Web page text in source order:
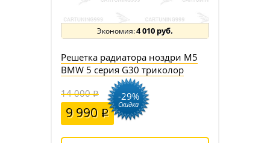
4 010 руб.
Решетка радиатора ноздри M5
BMW 5 серия G30 триколор
14 000
9 990
-29%
Скидка